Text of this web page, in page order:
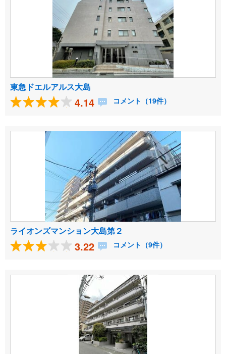
東急ドエルアルス大島
4.14 コメント（19件）
ライオンズマンション大島第２
3.22 コメント（9件）